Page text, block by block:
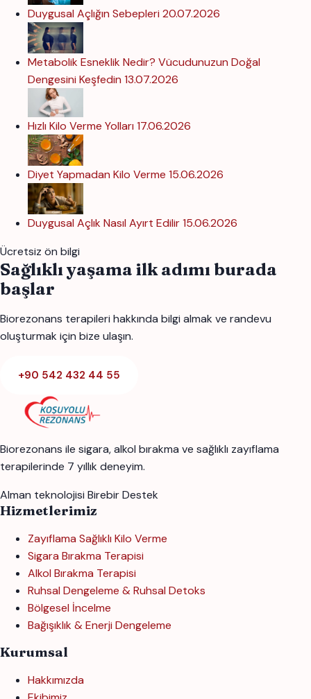
Duygusal Açlığın Sebepleri 20.07.2026
Metabolik Esneklik Nedir? Vücudunuzun Doğal
Dengesini Keşfedin 13.07.2026
Hızlı Kilo Verme Yolları 17.06.2026
Diyet Yapmadan Kilo Verme 15.06.2026
Duygusal Açlık Nasıl Ayırt Edilir15.06.2026
Ücretsiz ön bilgi
Sağlıklı yaşama ilk adımı burada
başlar
Biorezonans terapileri hakkında bilgi almak ve randevu
oluşturmak için bize ulaşın.
+90 542 432 44 55
Biorezonans ile sigara, alkol bırakma ve sağlıklı zayıflama
terapilerinde 7 yıllık deneyim.
Alman teknolojisi Birebir Destek
Hizmetlerimiz
Zayıflama Sağlıklı Kilo Verme
Sigara Bırakma Terapisi
Alkol Bırakma Terapisi
Ruhsal Dengeleme & Ruhsal Detoks
Bölgesel İncelme
Bağışıklık & Enerji Dengeleme
Kurumsal
Hakkımızda